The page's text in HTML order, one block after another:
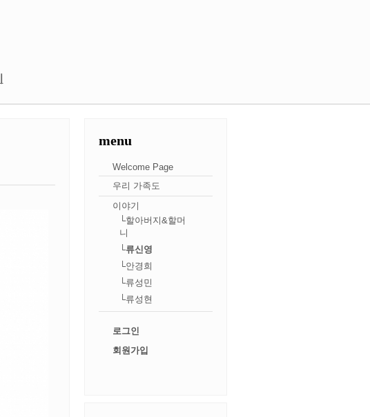
menu
Welcome Page
우리 가족도
이야기
└할아버지&할머
니
└류신영
└안경희
└류성민
└류성현
로그인
회원가입